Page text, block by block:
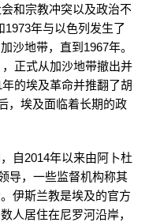
和宗教冲突以及政治不
1973年与以色列发生了
沙地带，直到1967年。
正式从加沙地带撤出并
的埃及革命并推翻了胡
，埃及面临着长期的政
自2014年以来由阿卜杜
导，一些监督机构称其
伊斯兰教是埃及的官方
人居住在尼罗河沿岸，